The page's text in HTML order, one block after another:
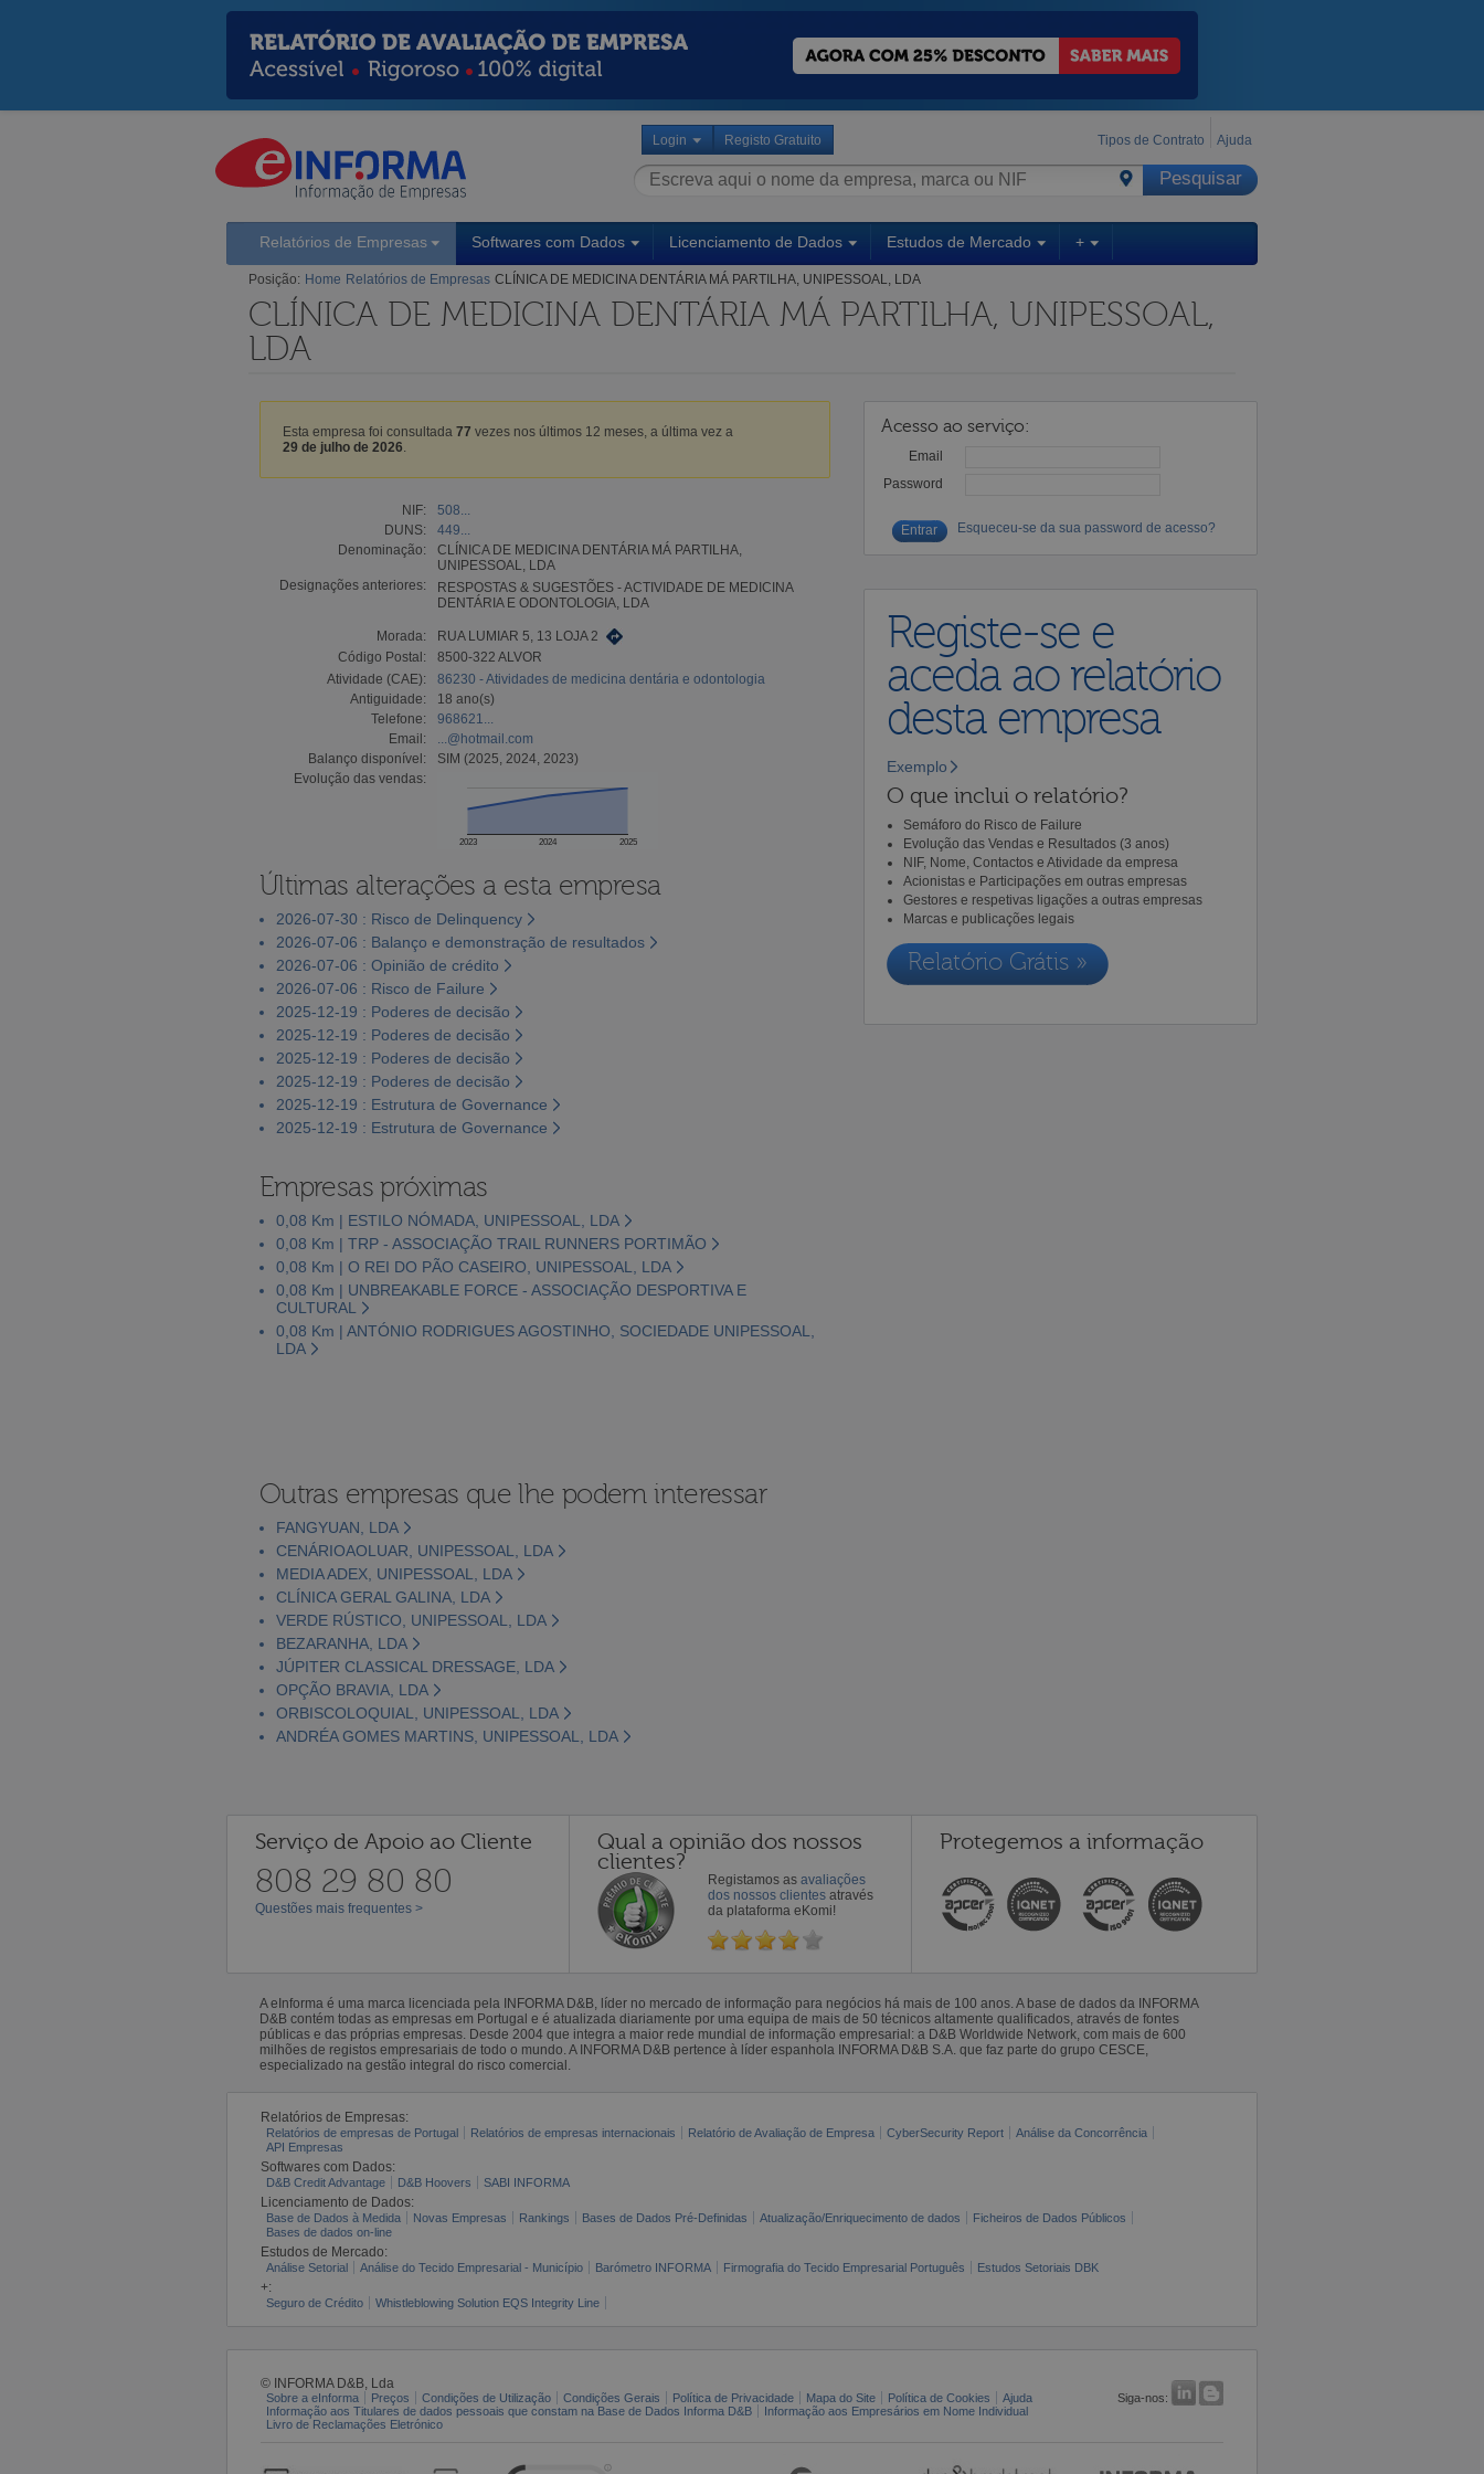
Login Registo Gratuito Tipos de Contrato Ajuda
Relatórios de Empresas Softwares com Dados Licenciamento de Dados Estudos de Mercado +
Posição: Home Relatórios de Empresas CLÍNICA DE MEDICINA DENTÁRIA MÁ PARTILHA, UNIPESSOAL, LDA
CLÍNICA DE MEDICINA DENTÁRIA MÁ PARTILHA, UNIPESSOAL,
LDA
Esta empresa foi consultada 77 vezes nos últimos 12 meses, a última vez a
29 de julho de 2026
NIF:
508...
DUNS:
449...
Denominação:
CLÍNICA DE MEDICINA DENTÁRIA MÁ PARTILHA,
UNIPESSOAL, LDA
Designações anteriores:
RESPOSTAS & SUGESTÕES - ACTIVIDADE DE MEDICINA
DENTÁRIA E ODONTOLOGIA, LDA
Morada:
RUA LUMIAR 5, 13 LOJA 2
Código Postal:
8500-322 ALVOR
Atividade (CAE):
86230 - Atividades de medicina dentária e odontologia
Antiguidade:
18 ano(s)
Telefone:
968621...
Email:
...@hotmail.com
Balanço disponível:
SIM (2025, 2024, 2023)
Evolução das vendas:
2023 2024 2025
Últimas alterações a esta empresa
2026-07-30 : Risco de Delinquency
2026-07-06 : Balanço e demonstração de resultados
2026-07-06 : Opinião de crédito
2026-07-06 : Risco de Failure
2025-12-19 : Poderes de decisão
2025-12-19 : Poderes de decisão
2025-12-19 : Poderes de decisão
2025-12-19 : Poderes de decisão
2025-12-19 : Estrutura de Governance
2025-12-19 : Estrutura de Governance
Empresas próximas
0,08 Km | ESTILO NÓMADA, UNIPESSOAL, LDA
0,08 Km | TRP - ASSOCIAÇÃO TRAIL RUNNERS PORTIMÃO
0,08 Km | O REI DO PÃO CASEIRO, UNIPESSOAL, LDA
0,08 Km | UNBREAKABLE FORCE - ASSOCIAÇÃO DESPORTIVA E
CULTURAL
0,08 Km | ANTÓNIO RODRIGUES AGOSTINHO, SOCIEDADE UNIPESSOAL,
LDA
Acesso ao serviço:
Email
Password
Esqueceu-se da sua password de acesso?
Registe-se e
aceda ao relatório
desta empresa
Exemplo
O que inclui o relatório?
Semáforo do Risco de Failure
Evolução das Vendas e Resultados (3 anos)
NIF, Nome, Contactos e Atividade da empresa
Acionistas e Participações em outras empresas
Gestores e respetivas ligações a outras empresas
Marcas e publicações legais
Relatório Grátis »
Outras empresas que lhe podem interessar
FANGYUAN, LDA
CENÁRIOAOLUAR, UNIPESSOAL, LDA
MEDIA ADEX, UNIPESSOAL, LDA
CLÍNICA GERAL GALINA, LDA
VERDE RÚSTICO, UNIPESSOAL, LDA
BEZARANHA, LDA
JÚPITER CLASSICAL DRESSAGE, LDA
OPÇÃO BRAVIA, LDA
ORBISCOLOQUIAL, UNIPESSOAL, LDA
ANDRÉA GOMES MARTINS, UNIPESSOAL, LDA
Serviço de Apoio ao Cliente
808 29 80 80
Questões mais frequentes >
Qual a opinião dos nossos
clientes?
Registamos as avaliações
dos nossos clientes através
da plataforma eKomi!
Protegemos a informação
A eInforma é uma marca licenciada pela INFORMA D&B, líder no mercado de informação para negócios há mais de 100 anos. A base de dados da INFORMA
D&B contém todas as empresas em Portugal e é atualizada diariamente por uma equipa de mais de 50 técnicos altamente qualificados, através de fontes
públicas e das próprias empresas. Desde 2004 que integra a maior rede mundial de informação empresarial: a D&B Worldwide Network, com mais de 600
milhões de registos empresariais de todo o mundo. A INFORMA D&B pertence à líder espanhola INFORMA D&B S.A. que faz parte do grupo CESCE,
especializado na gestão integral do risco comercial.
Relatórios de Empresas:
Relatórios de empresas de Portugal Relatórios de empresas internacionais Relatório de Avaliação de Empresa CyberSecurity Report
Análise da Concorrência
API Empresas
Softwares com Dados:
D&B Credit Advantage D&B Hoovers SABI INFORMA
Licenciamento de Dados:
Base de Dados à Medida Novas Empresas Rankings Bases de Dados Pré-Definidas Atualização/Enriquecimento de dados
Ficheiros de Dados Públicos
Bases de dados on-line
Estudos de Mercado:
Análise Setorial Análise do Tecido Empresarial - Município Barómetro INFORMA Firmografia do Tecido Empresarial Português Estudos Setoriais DBK
+:
Seguro de Crédito Whistleblowing Solution EQS Integrity Line
© INFORMA D&B, Lda
Sobre a eInforma Preços Condições de Utilização Condições Gerais Política de Privacidade Mapa do Site Política de Cookies Ajuda
Siga-nos:
Informação aos Titulares de dados pessoais que constam na Base de Dados Informa D&B
Informação aos Empresários em Nome Individual
Livro de Reclamações Eletrónico